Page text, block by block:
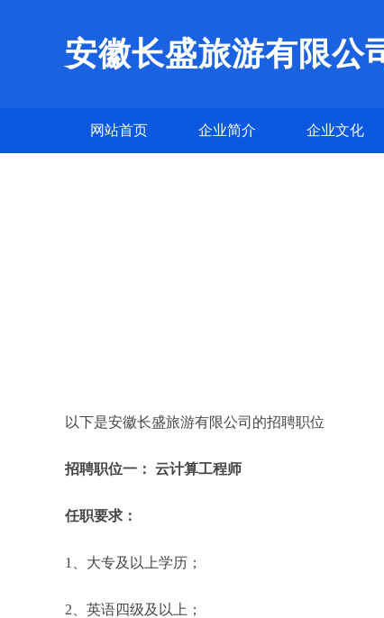
安徽长盛旅游有限公
网站首页 企业简介 企业文化
以下是安徽长盛旅游有限公司的招聘职位
招聘职位一： 云计算工程师
任职要求：
1、大专及以上学历；
2、英语四级及以上；